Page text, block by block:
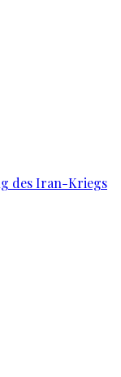
des Iran-Kriegs